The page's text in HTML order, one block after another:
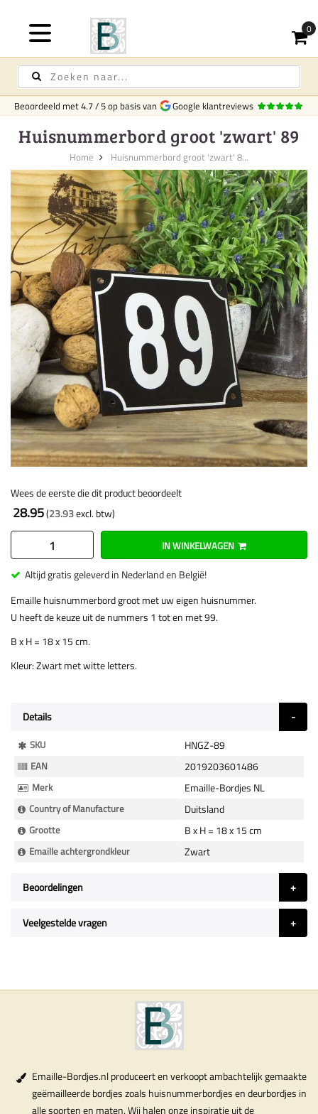
Beoordeeld met4.7/5op basis van Google klantreviews
Huisnummerbord groot 'zwart' 89
Home Huisnummerbord groot 'zwart' 8...
Wees de eerste die dit product beoordeelt
28.95 23.93
IN WINKELWAGEN
Altijd gratis geleverd in Nederland en België!
Emaille huisnummerbord groot met uw eigen huisnummer.
U heeft de keuze uit de nummers 1 tot en met 99.
B x H = 18 x 15 cm.
Kleur: Zwart met witte letters.
Details
Meer
Informatie
SKU HNGZ-89
EAN 2019203601486
Merk Emaille-Bordjes NL
Country of Manufacture Duitsland
Grootte B x H = 18 x 15 cm
Emaille achtergrondkleur Zwart
Beoordelingen
Veelgestelde vragen
Emaille-Bordjes.nl produceert en verkoopt ambachtelijk gemaakte
geëmailleerde bordjes zoals huisnummerbordjes en deurbordjes in
alle soorten en maten. Wij halen onze inspiratie uit de